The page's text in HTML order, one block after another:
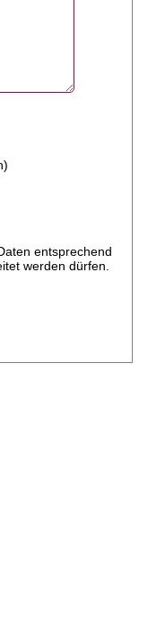
entsprechend
werden dürfen.